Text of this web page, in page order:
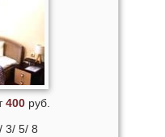
400руб.
3/ 5/ 8